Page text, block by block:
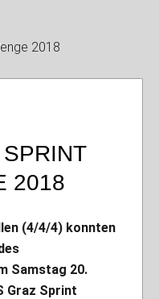
2018
2018
(4/4/4) konnten
Samstag 20.
Graz Sprint